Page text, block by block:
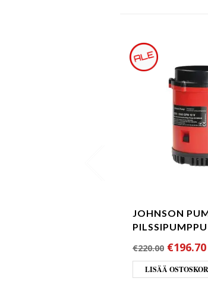
JOHNSON
€220.00 €196.70
LISÄÄ